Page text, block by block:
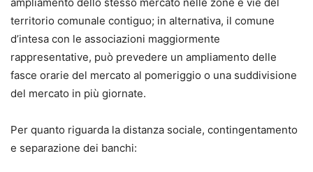
territorio comunale contiguo; in alternativa, il comune
d’intesa con le associazioni maggiormente
rappresentative, può prevedere un ampliamento delle
fasce orarie del mercato al pomeriggio o una suddivisione
del mercato in più giornate.
Per quanto riguarda la distanza sociale, contingentamento
e separazione dei banchi: